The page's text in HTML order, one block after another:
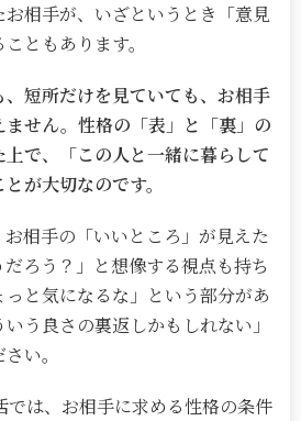
相手が、いざというとき「意見
ともあります。
短所だけを見ていても、お相手
せん。性格の「表」と「裏」の
で、「この人と一緒に暮らして
が大切なのです。
相手の「いいところ」が見えた
ろう？」と想像する視点も持ち
と気になるな」という部分があ
う良さの裏返しかもしれない」
い。
では、お相手に求める性格の条件